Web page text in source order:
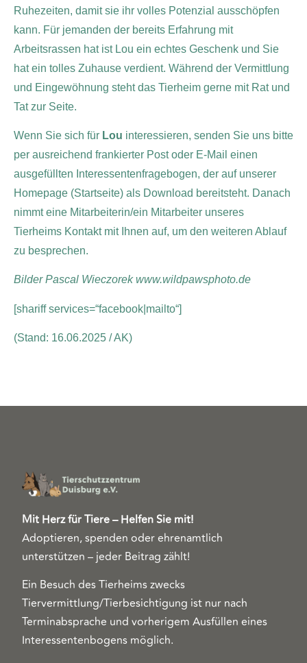
Ruhezeiten, damit sie ihr volles Potenzial ausschöpfen
kann. Für jemanden der bereits Erfahrung mit
Arbeitsrassen hat ist Lou ein echtes Geschenk und Sie
hat ein tolles Zuhause verdient. Während der Vermittlung
und Eingewöhnung steht das Tierheim gerne mit Rat und
Tat zur Seite.
Wenn Sie sich für Lou interessieren, senden Sie uns bitte
per ausreichend frankierter Post oder E-Mail einen
ausgefüllten Interessentenfragebogen, der auf unserer
Homepage (Startseite) als Download bereitsteht. Danach
nimmt eine Mitarbeiterin/ein Mitarbeiter unseres
Tierheims Kontakt mit Ihnen auf, um den weiteren Ablauf
zu besprechen.
Bilder Pascal Wieczorek www.wildpawsphoto.de
[shariff services=“facebook|mailto“]
(Stand: 16.06.2025 / AK)
Mit Herz für Tiere – Helfen Sie mit!
Adoptieren, spenden oder ehrenamtlich
unterstützen – jeder Beitrag zählt!
Ein Besuch des Tierheims zwecks
Tiervermittlung/Tierbesichtigung ist nur nach
Terminabsprache und vorherigem Ausfüllen eines
Interessentenbogens möglich.